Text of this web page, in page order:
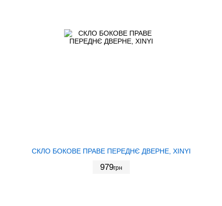
СКЛО БОКОВЕ ПРАВЕ ПЕРЕДНЄ ДВЕРНЕ, XINYI
979грн